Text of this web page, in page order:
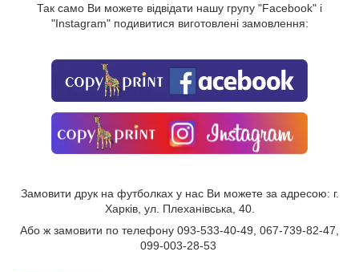
Так само Ви можете відвідати нашу групу "Facebook" і
"Instagram" подивитися виготовлені замовлення:
Замовити друк на футболках у нас Ви можете за адресою: г.
Харків, ул. Плеханівська, 40.
Або ж замовити по телефону 093-533-40-49, 067-739-82-47,
099-003-28-53